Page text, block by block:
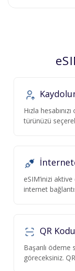
Hızla
türünüzü
eSIM’inizi
internet
QR
Başarılı ödeme
göreceksiniz.